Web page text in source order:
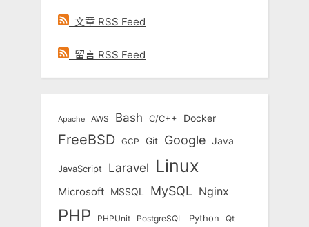
文章 RSS Feed
留言 RSS Feed
Apache AWS Bash C/C++ Docker
FreeBSD GCP Git Google Java
JavaScript Laravel Linux
Microsoft MSSQL MySQL Nginx
PHP PHPUnit PostgreSQL Python Qt